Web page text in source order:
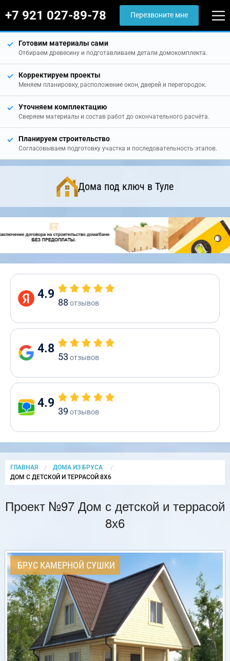
+7 921 027-89-78 Перезвоните мне
Готовим материалы сами
Отбираем древесину и подготавливаем детали домокомплекта.
Корректируем проекты
Меняем планировку, расположение окон, дверей и перегородок.
Уточняем комплектацию
Сверяем материалы и состав работ до окончательного расчёта.
Планируем строительство
Согласовываем подготовку участка и последовательность этапов.
Дома под ключ в Туле
4.9
88 отзывов
4.8
53 отзывов
4.9
39 отзывов
ГЛАВНАЯ
ДОМА ИЗ БРУСА
CURRENT:
ДОМ С ДЕТСКОЙ И ТЕРРАСОЙ 8Х6
Проект №97 Дом с детской и террасой
8х6
БРУС КАМЕРНОЙ СУШКИ